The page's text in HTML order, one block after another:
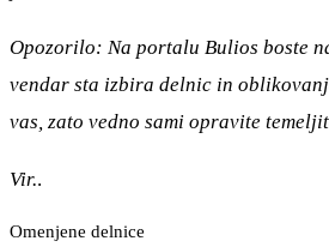
Opozorilo: Na portalu Bulios boste
vendar sta izbira delnic in
vas, zato vedno sami opravite
Vir..
Omenjene delnice